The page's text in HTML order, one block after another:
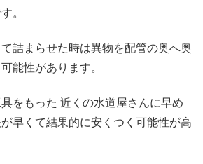
。
詰まらせた時は異物を配管の奥へ奥
能性があります。
をもった 近くの水道屋さんに早め
早くて結果的に安くつく可能性が高